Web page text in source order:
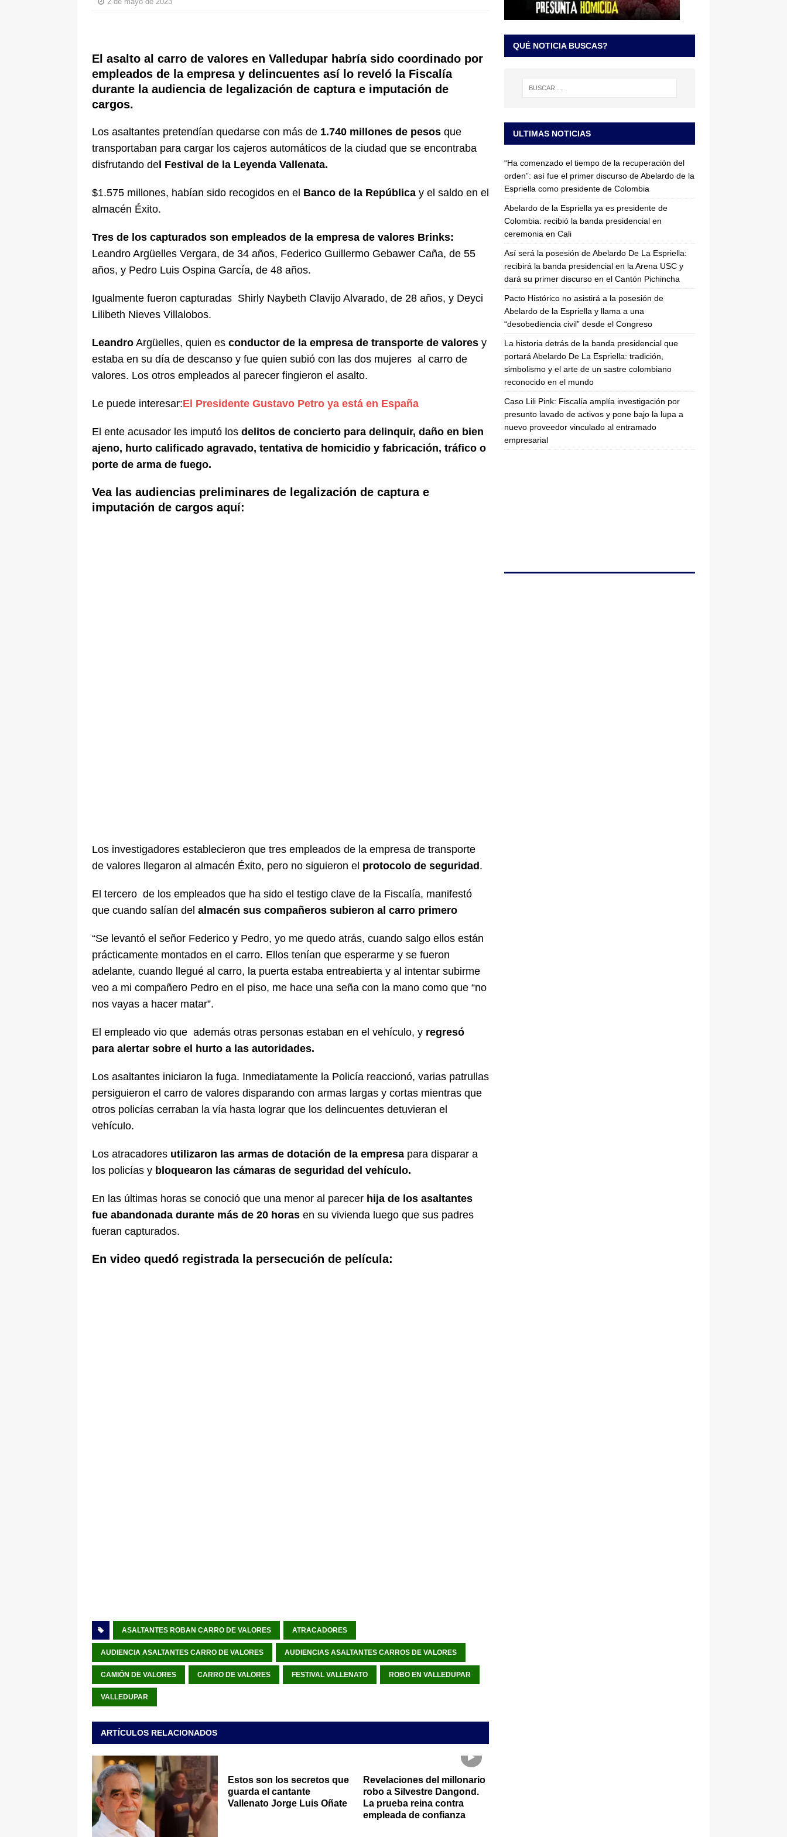
El asalto al carro de valores en Valledupar habría sido coordinado por
empleados de la empresa y delincuentes así lo reveló la Fiscalía
durante la audiencia de legalización de captura e imputación de
cargos.
Los asaltantes pretendían quedarse con más de 1.740 millones de pesos que
transportaban para cargar los cajeros automáticos de la ciudad que se encontraba
disfrutando de l Festival de la Leyenda Vallenata.
$1.575 millones, habían sido recogidos en el Banco de la República y el saldo en el
almacén Éxito.
Tres de los capturados son empleados de la empresa de valores Brinks:
Leandro Argüelles Vergara, de 34 años, Federico Guillermo Gebawer Caña, de 55
años, y Pedro Luis Ospina García, de 48 años.
Igualmente fueron capturadas Shirly Naybeth Clavijo Alvarado, de 28 años, y Deyci
Lilibeth Nieves Villalobos.
Leandro Argüelles, quien es conductor de la empresa de transporte de valores y
estaba en su día de descanso y fue quien subió con las dos mujeres al carro de
valores. Los otros empleados al parecer fingieron el asalto.
Le puede interesar:El Presidente Gustavo Petro ya está en España
El ente acusador les imputó los delitos de concierto para delinquir, daño en bien
ajeno, hurto calificado agravado, tentativa de homicidio y fabricación, tráfico o
porte de arma de fuego.
Vea las audiencias preliminares de legalización de captura e
imputación de cargos aquí:
Los investigadores establecieron que tres empleados de la empresa de transporte
de valores llegaron al almacén Éxito, pero no siguieron el protocolo de seguridad .
El tercero de los empleados que ha sido el testigo clave de la Fiscalía, manifestó
que cuando salían del almacén sus compañeros subieron al carro primero
“Se levantó el señor Federico y Pedro, yo me quedo atrás, cuando salgo ellos están
prácticamente montados en el carro. Ellos tenían que esperarme y se fueron
adelante, cuando llegué al carro, la puerta estaba entreabierta y al intentar subirme
veo a mi compañero Pedro en el piso, me hace una seña con la mano como que “no
nos vayas a hacer matar”.
El empleado vio que además otras personas estaban en el vehículo, y regresó
para alertar sobre el hurto a las autoridades.
Los asaltantes iniciaron la fuga. Inmediatamente la Policía reaccionó, varias patrullas
persiguieron el carro de valores disparando con armas largas y cortas mientras que
otros policías cerraban la vía hasta lograr que los delincuentes detuvieran el
vehículo.
Los atracadores utilizaron las armas de dotación de la empresa para disparar a
los policías y bloquearon las cámaras de seguridad del vehículo.
En las últimas horas se conoció que una menor al parecer hija de los asaltantes
fue abandonada durante más de 20 horas en su vivienda luego que sus padres
fueran capturados.
En video quedó registrada la persecución de película:
ASALTANTES ROBAN CARRO DE VALORES ATRACADORES
AUDIENCIA ASALTANTES CARRO DE VALORES AUDIENCIAS ASALTANTES CARROS DE VALORES
CAMIÓN DE VALORES CARRO DE VALORES FESTIVAL VALLENATO ROBO EN VALLEDUPAR
VALLEDUPAR
ARTÍCULOS RELACIONADOS
Estos son los secretos que
guarda el cantante
Vallenato Jorge Luis Oñate
Revelaciones del millonario
robo a Silvestre Dangond.
La prueba reina contra
empleada de confianza
QUÉ NOTICIA BUSCAS?
ULTIMAS NOTICIAS
“Ha comenzado el tiempo de la recuperación del
orden”: así fue el primer discurso de Abelardo de la
Espriella como presidente de Colombia
Abelardo de la Espriella ya es presidente de
Colombia: recibió la banda presidencial en
ceremonia en Cali
Así será la posesión de Abelardo De La Espriella:
recibirá la banda presidencial en la Arena USC y
dará su primer discurso en el Cantón Pichincha
Pacto Histórico no asistirá a la posesión de
Abelardo de la Espriella y llama a una
“desobediencia civil” desde el Congreso
La historia detrás de la banda presidencial que
portará Abelardo De La Espriella: tradición,
simbolismo y el arte de un sastre colombiano
reconocido en el mundo
Caso Lili Pink: Fiscalía amplía investigación por
presunto lavado de activos y pone bajo la lupa a
nuevo proveedor vinculado al entramado
empresarial